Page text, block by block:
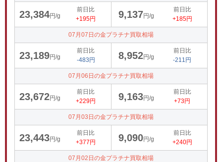
23,384円/g
前日比
+195円
9,137円/g
前日比
+185円
07月07日の金プラチナ買取相場
23,189円/g
前日比
-483円
8,952円/g
前日比
-211円
07月06日の金プラチナ買取相場
23,672円/g
前日比
+229円
9,163円/g
前日比
+73円
07月03日の金プラチナ買取相場
23,443円/g
前日比
+377円
9,090円/g
前日比
+240円
07月02日の金プラチナ買取相場